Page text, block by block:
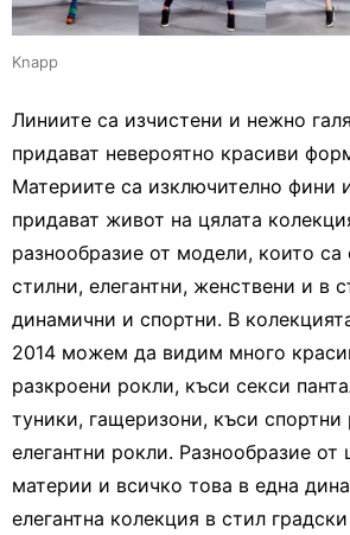
Knapp
Линиите са изчистени и нежно
придават невероятно красиви
Материите са изключително фини
придават живот на цялата
разнообразие от модели, които
стилни, елегантни, женствени и в
динамични и спортни. В
2014 можем да видим много
разкроени рокли, къси секси
туники, гащеризони, къси спортни
елегантни рокли. Разнообразие от
материи и всичко това в една
елегантна колекция в стил